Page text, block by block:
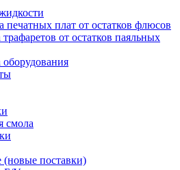
печатных плат от остатков флюсов
от остатков паяльных
смола
(новые поставки)